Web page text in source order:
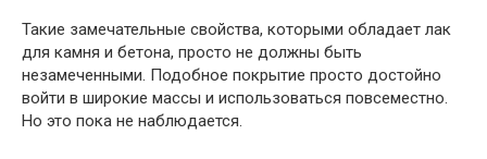
Такие замечательные свойства, которыми обладает лак
для камня и бетона, просто не должны быть
незамеченными. Подобное покрытие просто достойно
войти в широкие массы и использоваться повсеместно.
Но это пока не наблюдается.